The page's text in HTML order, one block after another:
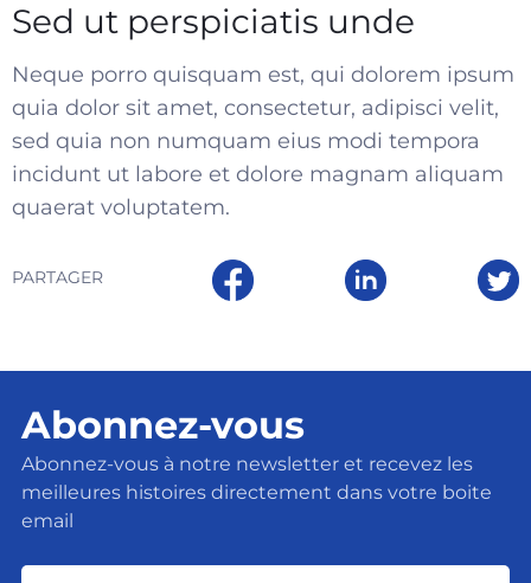
Sed ut perspiciatis unde
Neque porro quisquam est, qui dolorem ipsum
quia dolor sit amet, consectetur, adipisci velit,
sed quia non numquam eius modi tempora
incidunt ut labore et dolore magnam aliquam
quaerat voluptatem.
PARTAGER
Abonnez-vous
Abonnez-vous à notre newsletter et recevez les
meilleures histoires directement dans votre boite
email